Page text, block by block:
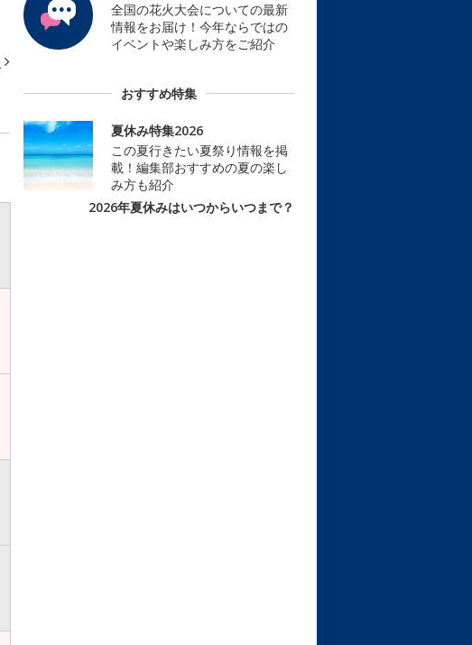
全国の花火大会についての最新
情報をお届け！今年ならではの
イベントや楽しみ方をご紹介
おすすめ特集
夏休み特集2026
この夏行きたい夏祭り情報を掲
載！編集部おすすめの夏の楽し
み方も紹介
2026年夏休みはいつからいつまで？